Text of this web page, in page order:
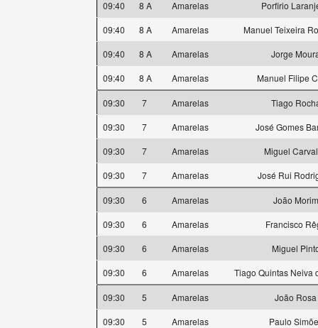
09:40 8 A Amarelas
Porfirio
09:40
8 A Amarelas
Manuel Teixeira
09:40
8 A Amarelas
Jorge
09:40
8 A Amarelas Manuel Filipe
09:30 7 Amarelas
Tiago
09:30
7 Amarelas
José Gomes
09:30
7 Amarelas
Miguel
09:30
7 Amarelas José Rui
09:30 6 Amarelas
João Morim
09:30
6 Amarelas
Francisco
09:30
6 Amarelas
Miguel
09:30
6 Amarelas Tiago Quintas Neiva
09:30 5 Amarelas
João Rosa
09:30
5 Amarelas
Paulo